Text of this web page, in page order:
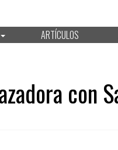
ARTÍCULOS
con